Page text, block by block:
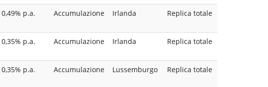
0,49% p.a. Accumulazione Irlanda Replica totale
0,35% p.a. Accumulazione Irlanda Replica totale
0,35% p.a. Accumulazione Lussemburgo Replica totale